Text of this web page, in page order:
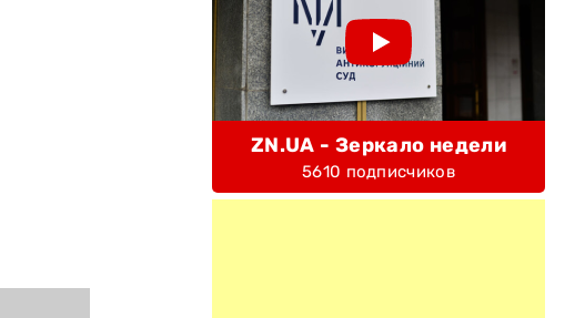
ZN.UA - Зеркало недели
5610 подписчиков